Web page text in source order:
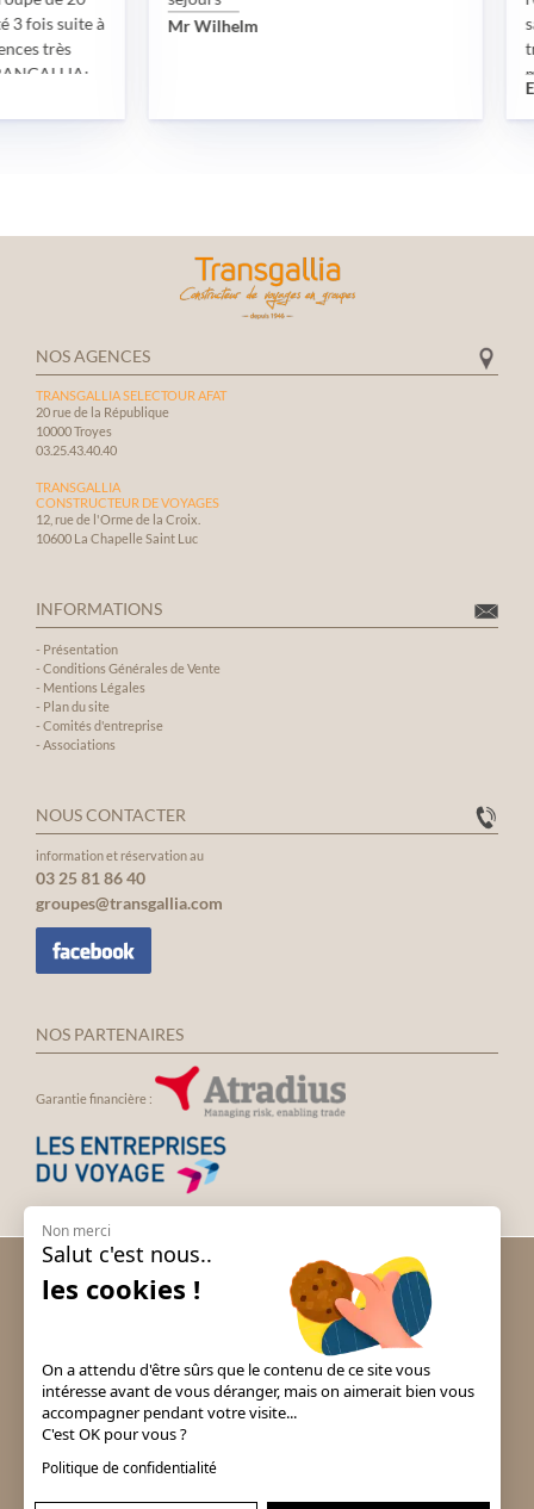
à
Mr Wilhelm
très
qui a
NOS AGENCES
TRANSGALLIA SELECTOUR AFAT
20 rue de la République
10000 Troyes
03.25.43.40.40
TRANSGALLIA
CONSTRUCTEUR DE VOYAGES
12, rue de l'Orme de la Croix.
10600 La Chapelle Saint Luc
INFORMATIONS
- Présentation
- Conditions Générales de Vente
- Mentions Légales
- Plan du site
- Comités d'entreprise
- Associations
NOUS CONTACTER
information et réservation au
03 25 81 86 40
groupes@transgallia.com
NOS PARTENAIRES
Garantie financière :
Voyage groupe Espagne
Voyage groupe Londres
Voyage groupe Portugal
Voyage groupe Prague & Tchéquie
Voyage groupe Puy du Fou
Voyage groupe pour comités
Non merci
Salut c'est nous..
les cookies !
On a attendu d'être sûrs que le contenu de ce site vous
intéresse avant de vous déranger, mais on aimerait bien vous
accompagner pendant votre visite...
C'est OK pour vous ?
Politique de confidentialité